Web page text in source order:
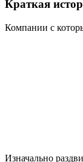
Краткая
Компании с
Изначально